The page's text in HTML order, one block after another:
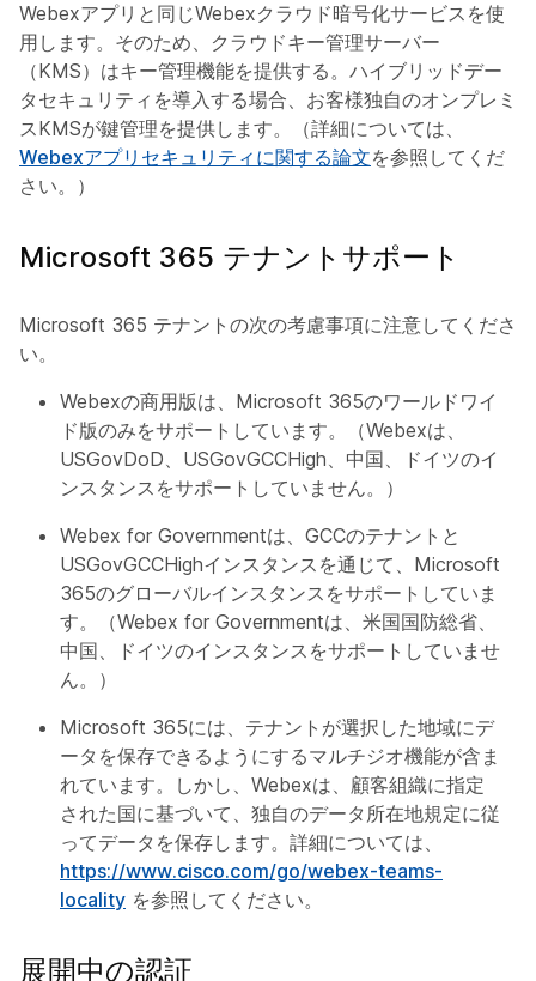
Webexアプリと同じWebexクラウド暗号化サービスを使
用します。そのため、クラウドキー管理サーバー
（KMS）はキー管理機能を提供する。ハイブリッドデー
タセキュリティを導入する場合、お客様独自のオンプレミ
スKMSが鍵管理を提供します。（詳細については、
Webexアプリセキュリティに関する論文を参照してくだ
さい。）
Microsoft 365 テナントサポート
Microsoft 365 テナントの次の考慮事項に注意してくださ
い。
Webexの商用版は、Microsoft 365のワールドワイ
ド版のみをサポートしています。（Webexは、
USGovDoD、USGovGCCHigh、中国、ドイツのイ
ンスタンスをサポートしていません。）
Webex for Governmentは、GCCのテナントと
USGovGCCHighインスタンスを通じて、Microsoft
365のグローバルインスタンスをサポートしていま
す。（Webex for Governmentは、米国国防総省、
中国、ドイツのインスタンスをサポートしていませ
ん。）
Microsoft 365には、テナントが選択した地域にデ
ータを保存できるようにするマルチジオ機能が含ま
れています。しかし、Webexは、顧客組織に指定
された国に基づいて、独自のデータ所在地規定に従
ってデータを保存します。詳細については、
https://www.cisco.com/go/webex-teams-
locality を参照してください。
展開中の認証